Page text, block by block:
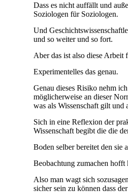
Dass es nicht auffällt und
Soziologen für Soziologen.
Und
und so weiter und so fort.
Aber das ist also diese Arbeit
Experimentelles das genau.
Genau dieses Risiko nehm
möglicherweise an dieser
was als Wissenschaft gilt und
Sich in eine Reflexion der
Wissenschaft begibt die die
Boden selber bereitet den sie
Beobachtung zumachen hofft
Also man wagt sich
sicher sein zu können dass